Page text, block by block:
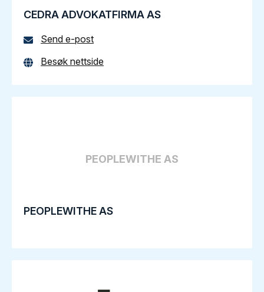
CEDRA ADVOKATFIRMA AS
Send e-post
Besøk nettside
PEOPLEWITHE AS
PEOPLEWITHE AS